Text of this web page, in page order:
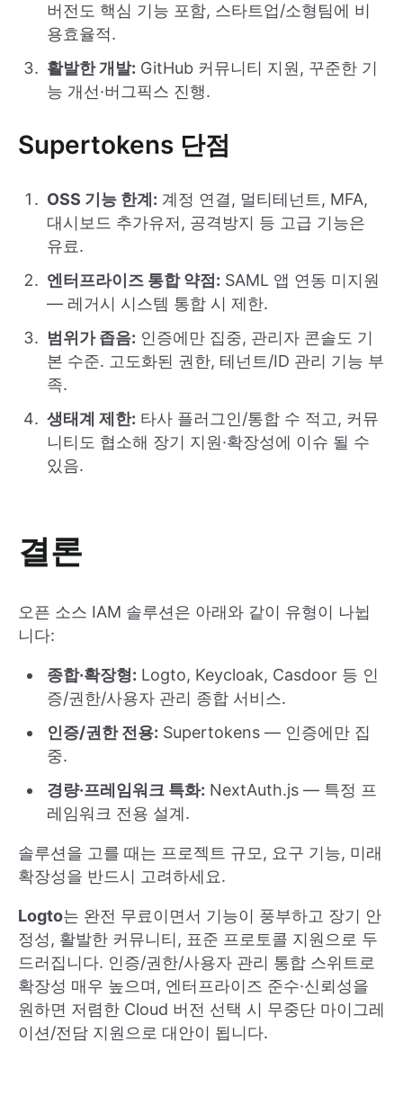
버전도 핵심 기능 포함, 스타트업/소형팀에 비
용효율적.
활발한 개발: GitHub 커뮤니티 지원, 꾸준한 기
능 개선·버그픽스 진행.
Supertokens 단점
OSS 기능 한계: 계정 연결, 멀티테넌트, MFA,
대시보드 추가유저, 공격방지 등 고급 기능은
유료.
엔터프라이즈 통합 약점: SAML 앱 연동 미지원
— 레거시 시스템 통합 시 제한.
범위가 좁음: 인증에만 집중, 관리자 콘솔도 기
본 수준. 고도화된 권한, 테넌트/ID 관리 기능 부
족.
생태계 제한: 타사 플러그인/통합 수 적고, 커뮤
니티도 협소해 장기 지원·확장성에 이슈 될 수
있음.
결론
오픈 소스 IAM 솔루션은 아래와 같이 유형이 나뉩
니다:
종합·확장형: Logto, Keycloak, Casdoor 등 인
증/권한/사용자 관리 종합 서비스.
인증/권한 전용: Supertokens — 인증에만 집
중.
경량·프레임워크 특화: NextAuth.js — 특정 프
레임워크 전용 설계.
솔루션을 고를 때는 프로젝트 규모, 요구 기능, 미래
확장성을 반드시 고려하세요.
Logto는 완전 무료이면서 기능이 풍부하고 장기 안
정성, 활발한 커뮤니티, 표준 프로토콜 지원으로 두
드러집니다. 인증/권한/사용자 관리 통합 스위트로
확장성 매우 높으며, 엔터프라이즈 준수·신뢰성을
원하면 저렴한 Cloud 버전 선택 시 무중단 마이그레
이션/전담 지원으로 대안이 됩니다.